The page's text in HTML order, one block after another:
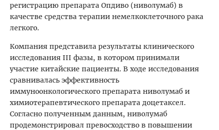
регистрацию препарата Опдиво (ниволумаб) в
качестве средства терапии немелкоклеточного рака
легкого.
Компания представила результаты клинического
исследования III фазы, в котором принимали
участие китайские пациенты. В ходе исследования
сравнивалась эффективность
иммуноонкологического препарата ниволумаб и
химиотерапевтического препарата доцетаксел.
Согласно полученным данным, ниволумаб
продемонстрировал превосходство в повышении